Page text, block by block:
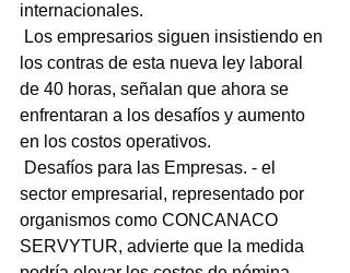
internacionales.
Los empresarios siguen insistiendo en
los contras de esta nueva ley laboral
de 40 horas, señalan que ahora se
enfrentaran a los desafíos y aumento
en los costos operativos.
Desafíos para las Empresas. - el
sector empresarial, representado por
organismos como CONCANACO
SERVYTUR, advierte que la medida